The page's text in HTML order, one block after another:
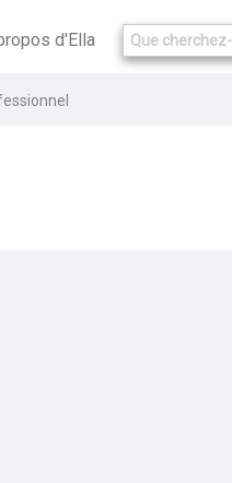
d'Ella